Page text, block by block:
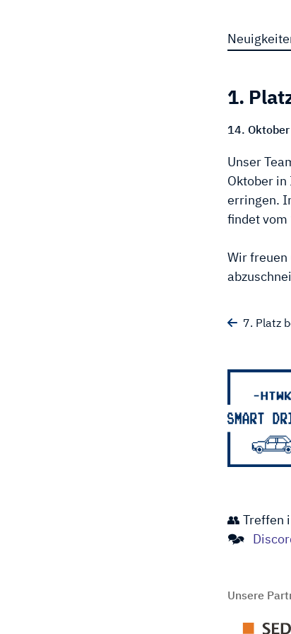
1.
14.
Unser
Oktober
erringen.
findet
Wir freuen
7. Platz
👥 Treffen
🗫
Unsere